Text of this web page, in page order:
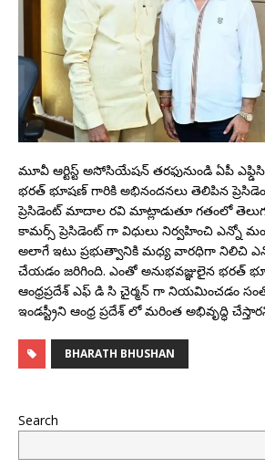
మూవీ ఆర్టిస్ట్ అసోసియేషన్ తరఫునుండి ఏపీ
భరత్ భూషణ్ గారికి అభినందనలు తెలిపిన
ప్రెసిడెంట్ మాదాల రవి మాట్లాడుతూ గతంలో
కామర్స్ ప్రెసిడెంట్ గా విధులు నిర్వహించి ఎన్నో
అలాగే ఇటు ప్రభుత్వానికి మధ్య వారధిగా నిలిచి
చేయడం జరిగింది. ఎంతో అనుభవజ్ఞులైన భరత్
ఆంధ్రప్రదేశ్ ఎఫ్ డి సి చైర్మన్ గా నియమించడం
ఇండస్ట్రీని ఆంధ్ర ప్రదేశ్ లో మరింత అభివృద్ధి
BHARATH BHUSHAN
Search